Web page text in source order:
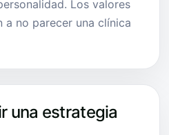
Los valores
a no parecer una clínica
una estrategia